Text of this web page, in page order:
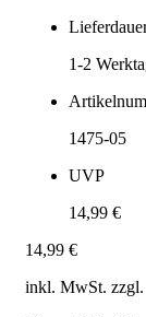
1-2
1475-05
UVP
14,99 €
14,99 €
inkl. MwSt. zzgl.